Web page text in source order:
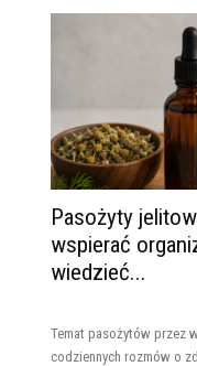
Pasożyty
wspierać
wiedzieć...
Temat pasożytów przez
codziennych rozmów o